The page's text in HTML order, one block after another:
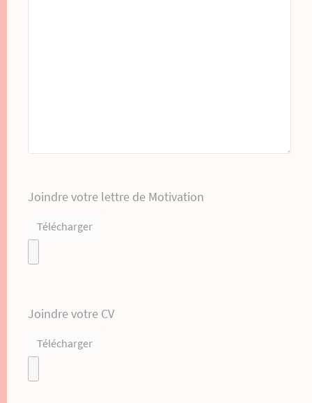
Joindre votre lettre de Motivation
Télécharger
Joindre votre CV
Télécharger